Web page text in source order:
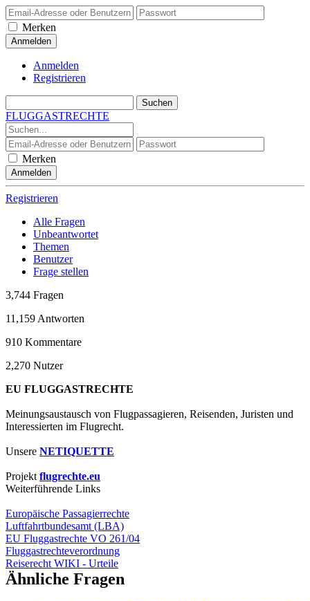
Merken
Anmelden
Registrieren
FLUGGASTRECHTE
Merken
Registrieren
Alle Fragen
Unbeantwortet
Themen
Benutzer
Frage stellen
3,744 Fragen
11,159 Antworten
910 Kommentare
2,270 Nutzer
EU FLUGGASTRECHTE
Meinungsaustausch von Flugpassagieren, Reisenden, Juristen und
Interessierten im Flugrecht.
Unsere NETIQUETTE
Projekt flugrechte.eu
Weiterführende Links
Europäische Passagierrechte
Luftfahrtbundesamt (LBA)
EU Fluggastrechte VO 261/04
Fluggastrechteverordnung
Reiserecht WIKI - Urteile
Ähnliche Fragen